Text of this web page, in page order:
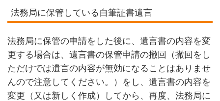
法務局に保管している自筆証書遺言
法務局に保管の申請をした後に、遺言書の内容を変
更する場合は、遺言書の保管申請の撤回（撤回をし
ただけでは遺言の内容が無効になることはありませ
んので注意してください。）をし、遺言書の内容を
変更（又は新しく作成）してから、再度、法務局に